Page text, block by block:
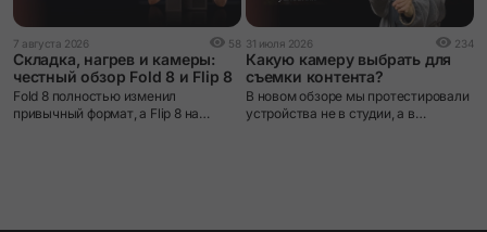
7 августа 2026 58
Складка, нагрев и камеры:
честный обзор Fold 8 и Flip 8
Fold 8 полностью изменил
привычный формат, а Flip 8 на
31 июля 2026 234
Какую камеру выбрать для
съемки контента?
В новом обзоре мы протестировали
устройства не в студии, а в